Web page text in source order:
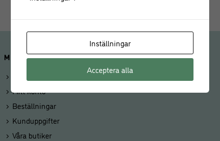
MINA SIDOR
Mitt konto
Beställningar
Kunduppgifter
Våra butiker
Inställningar
Acceptera alla